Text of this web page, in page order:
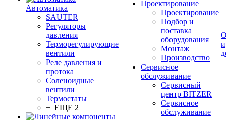
Автоматика
SAUTER
Регуляторы
давления
Терморегулирующие
вентили
Реле давления и
протока
Соленоидные
вентили
Термостаты
+ ЕЩЕ 2
Проектирование
Проектирование
Подбор и
поставка
оборудования
Монтаж
Производство
Сервисное
обслуживание
Сервисный
центр BITZER
Сервисное
обслуживание
и